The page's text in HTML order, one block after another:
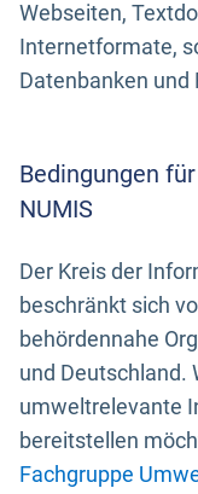
Webseiten,
Internetformate,
Datenbanken
Bedingungen
NUMIS
Der Kreis der
beschränkt sich
behördennahe
und Deutschland.
umweltrelevante
bereitstellen
Fachgruppe